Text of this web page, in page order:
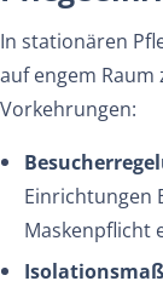
In stationären
auf engem
Vorkehrungen:
Einrichtungen
Maskenpflicht